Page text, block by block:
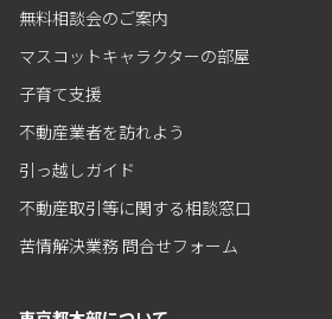
無料相談会のご案内
マスコットキャラクターの部屋
子育て支援
不動産業者を訪れよう
引っ越しガイド
不動産取引等に関する相談窓口
苦情解決業務 問合せフォーム